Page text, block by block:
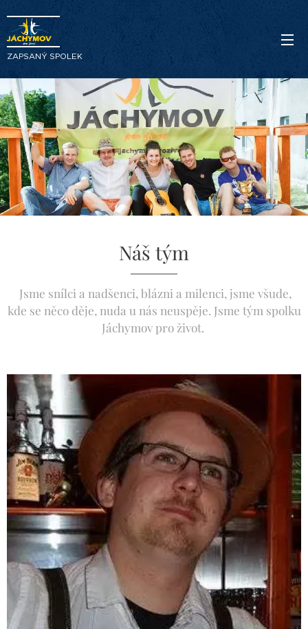
ZAPSANÝ SPOLEK
Náš tým
Jsme snílci a nadšenci, blázni a milenci, jsme všude,
kde se něco děje, nuda u nás neuspěje. Jsme tým spolku
Jáchymov pro život.